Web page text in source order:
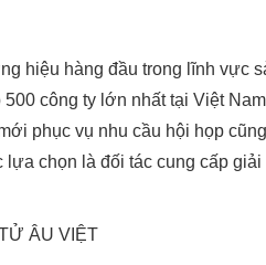
hiệu hàng đầu trong lĩnh vực
công ty lớn nhất tại Việt
phục vụ nhu cầu hội họp
chọn là đối tác cung cấp giải